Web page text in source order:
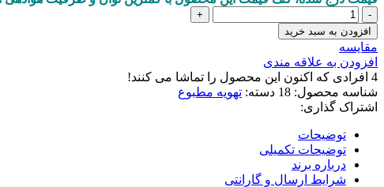
چیلر
عدد
افزودن به سبد خرید
مقايسه
افزودن به علاقه مندی
4 افرادی که اکنون این محصول را تماشا می کنند!
شناسه محصول: 18 دسته: تهویه مطبوع
اشتراک گذاری:
توضیحات
توضیحات تکمیلی
درباره برند
شرایط ارسال و گارانتی